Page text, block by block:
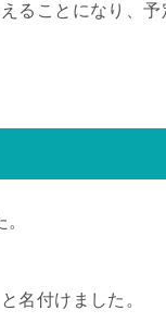
ることになり、
名付けました。